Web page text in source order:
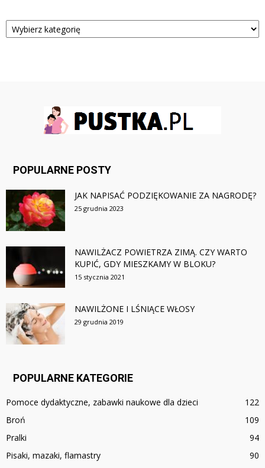
Kategorie
POPULARNE POSTY
JAK NAPISAĆ PODZIĘKOWANIE ZA NAGRODĘ?
25 grudnia 2023
NAWILŻACZ POWIETRZA ZIMĄ. CZY WARTO
KUPIĆ, GDY MIESZKAMY W BLOKU?
15 stycznia 2021
NAWILŻONE I LŚNIĄCE WŁOSY
29 grudnia 2019
POPULARNE KATEGORIE
Pomoce dydaktyczne, zabawki naukowe dla dzieci
122
Broń
109
Pralki
94
Pisaki, mazaki, flamastry
90